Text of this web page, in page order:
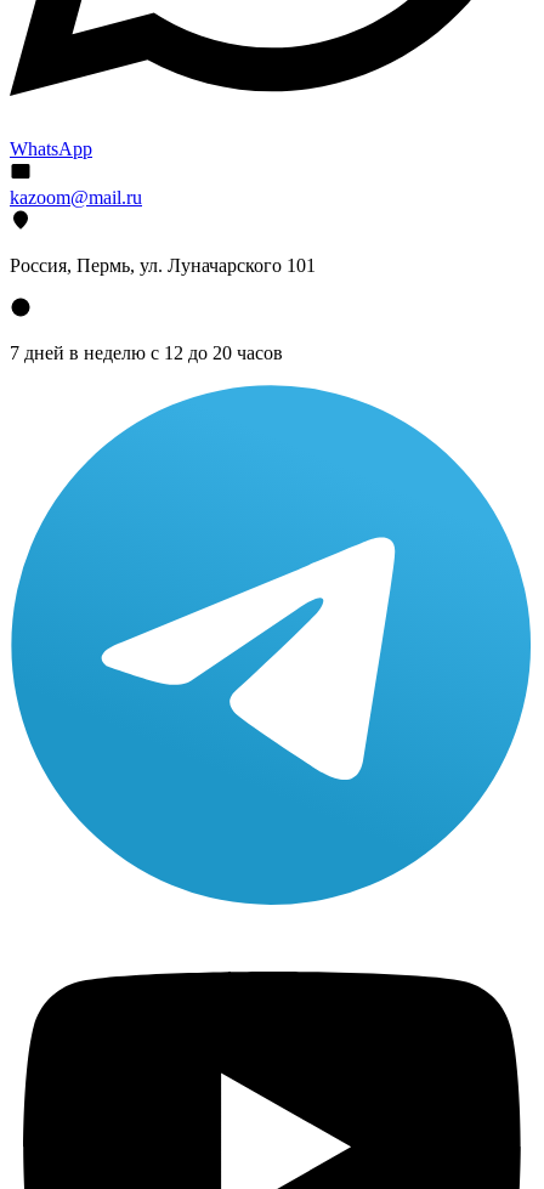
WhatsApp
kazoom@mail.ru
Россия, Пермь, ул. Луначарского 101
7 дней в неделю с 12 до 20 часов